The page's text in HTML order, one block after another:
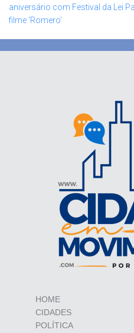
aniversário com Festival da Lei
filme ‘Romero’
HOME
CIDADES
POLÍTICA